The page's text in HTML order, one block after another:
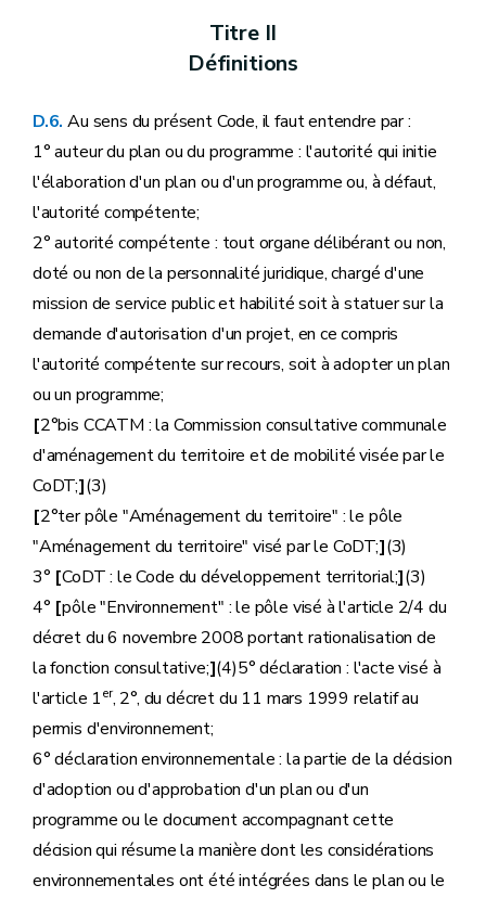
Titre II
Définitions
D.6. Au sens du présent Code, il faut entendre par :
1° auteur du plan ou du programme : l'autorité qui initie
l'élaboration d'un plan ou d'un programme ou, à défaut,
l'autorité compétente;
2° autorité compétente : tout organe délibérant ou non,
doté ou non de la personnalité juridique, chargé d'une
mission de service public et habilité soit à statuer sur la
demande d'autorisation d'un projet, en ce compris
l'autorité compétente sur recours, soit à adopter un plan
ou un programme;
[2°bis CCATM : la Commission consultative communale
d'aménagement du territoire et de mobilité visée par le
CoDT;](3)
[2°ter pôle "Aménagement du territoire" : le pôle
"Aménagement du territoire" visé par le CoDT;](3)
3° [CoDT : le Code du développement territorial;](3)
4° [pôle "Environnement" : le pôle visé à l'article 2/4 du
décret du 6 novembre 2008 portant rationalisation de
la fonction consultative;](4)5° déclaration : l'acte visé à
l'article 1er, 2°, du décret du 11 mars 1999 relatif au
permis d'environnement;
6° déclaration environnementale : la partie de la décision
d'adoption ou d'approbation d'un plan ou d'un
programme ou le document accompagnant cette
décision qui résume la manière dont les considérations
environnementales ont été intégrées dans le plan ou le